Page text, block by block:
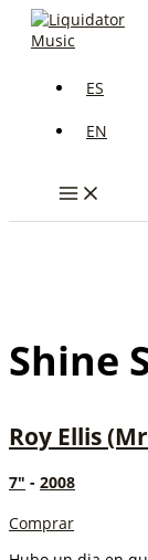
ES
EN
Shine
Roy Ellis
7" - 2008
Comprar